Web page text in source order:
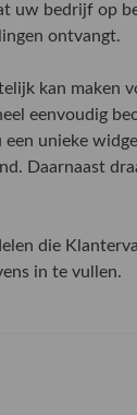
uw bedrijf op
ontvangt.
kan maken
eenvoudig
unieke
Daarnaast
die
in te vullen.